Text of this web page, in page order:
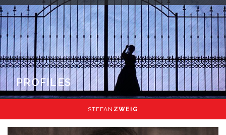
PROFILES
STEFAN ZWEIG